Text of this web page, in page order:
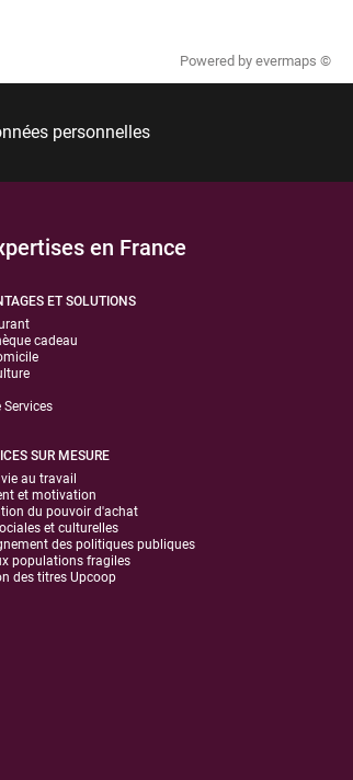
Powered by evermaps ©
personnelles
en France
ET SOLUTIONS
cadeau
Services
SUR MESURE
au travail
et motivation
du pouvoir d'achat
et culturelles
des politiques publiques
populations fragiles
des titres Upcoop